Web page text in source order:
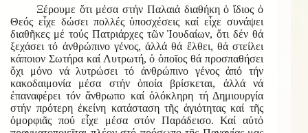
Ξέρουμε ὅτι μέσα στήν Παλαιά διαθήκη ὁ ἴδιος ὁ
Θεός εἶχε δώσει πολλές ὑποσχέσεις καί εἶχε συνάψει
διαθῆκες μέ τούς Πατριάρχες τῶν Ἰουδαίων, ὅτι δέν θά
ξεχάσει τό ἀνθρώπινο γένος, ἀλλά θά ἔλθει, θά στείλει
κάποιον Σωτήρα καί Λυτρωτή, ὁ ὁποῖος θά προσπαθήσει
ὄχι μόνο νά λυτρώσει τό ἀνθρώπινο γένος ἀπό τήν
κακοδαιμονία μέσα στήν ὁποία βρίσκεται, ἀλλά νά
ἐπαναφέρει τόν ἄνθρωπο καί ὁλόκληρη τή Δημιουργία
στήν πρότερη ἐκείνη κατάσταση τῆς ἁγιότητας καί τῆς
ὀμορφιᾶς πού εἶχε μέσα στόν Παράδεισο. Καί αὐτό